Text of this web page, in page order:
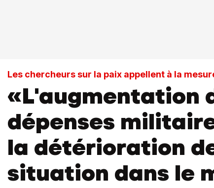
Les chercheurs sur la paix appellent à la
«L'augmentation
dépenses
la détérioration
situation dans le